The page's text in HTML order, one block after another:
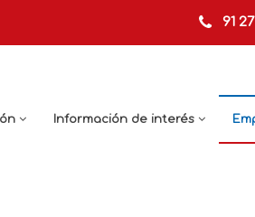
91
Información de interés